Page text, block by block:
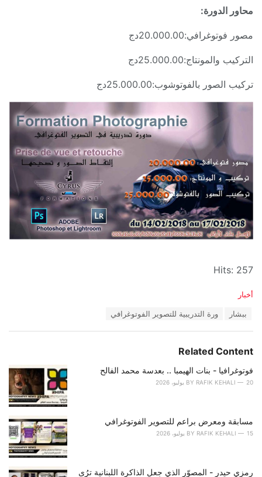
محاور الدورة:
مصور فوتوغرافي:20.000.00دج
التركيب والمونتاج:25.000.00دج
تركيب الصور بالفوتوشوب:25.000.00دج
Hits: 257
C
o
r
i
e
أخبار
:
ببشار ورة التدريبية للتصوير الفوتوغرافي
Related Content
فوتوغرافيا - بنات الهيمبا .. بعدسة محمد الفالح
BY RAFIK KEHALI 20 يوليو، 2026
مسابقة ومعرض براعم للتصوير الفوتوغرافي
BY RAFIK KEHALI 15 يوليو، 2026
رمزي حيدر - المصوّر الذي جعل الذاكرة اللبنانية ترُى